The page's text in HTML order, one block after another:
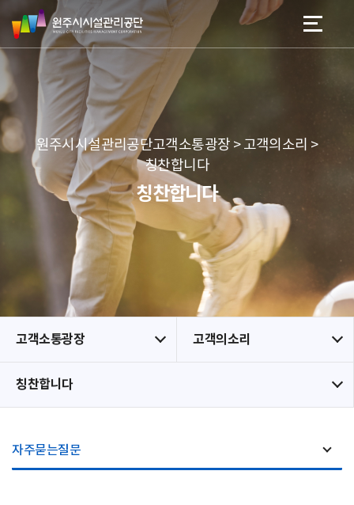
네
이
션
본문 바로가기
메뉴 바로가기
원
주
시
시
설
관
리
공
단
원주시시설관리공단고객소통광장 > 고객의소리 >
칭찬합니다
칭찬합니다
고객소통광장 고객의소리
칭찬합니다
자주묻는질문